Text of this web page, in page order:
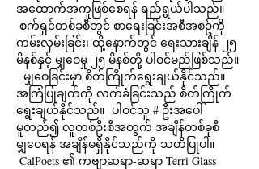
အထောက်အကူဖြစ်စေရန် ရည်ရွယ်ပါသည်။
ကမ်းလှမ်းခြင်း၊ ထို့နောက်တွင် ရေးသားချိန် ၂၅
မိနစ်နှင့် မျှဝေမှု ၂၅ မိနစ်တို့ ပါဝင်မည်ဖြစ်သည်။
မျှဝေခြင်းမှာ စိတ်ကြိုက်ရွေးချယ်နိုင်သည်။
အကြံပြုချက်ကို လက်ခံခြင်းသည် စိတ်ကြိုက်
ရွေးချယ်နိုင်သည်။  ပါဝင်သူ # ဦးအပေါ်
မူတည်၍ လူတစ်ဦးစီအတွက် အချိန်တစ်ခုစီ
မျှဝေရန် အချိန်မရှိနိုင်သည်ကို သတိပြုပါ။